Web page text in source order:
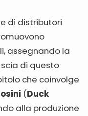
di distributori
assegnando la
scia di questo
che coinvolge
(Duck
alla produzione